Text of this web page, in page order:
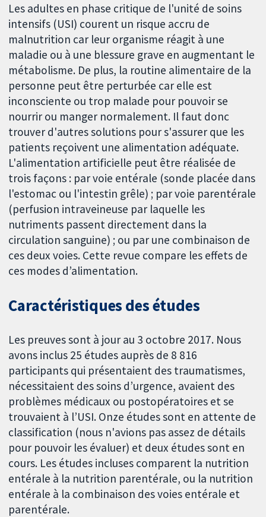
Les adultes en phase critique de l'unité de soins
intensifs (USI) courent un risque accru de
malnutrition car leur organisme réagit à une
maladie ou à une blessure grave en augmentant le
métabolisme. De plus, la routine alimentaire de la
personne peut être perturbée car elle est
inconsciente ou trop malade pour pouvoir se
nourrir ou manger normalement. Il faut donc
trouver d'autres solutions pour s'assurer que les
patients reçoivent une alimentation adéquate.
L'alimentation artificielle peut être réalisée de
trois façons : par voie entérale (sonde placée dans
l'estomac ou l'intestin grêle) ; par voie parentérale
(perfusion intraveineuse par laquelle les
nutriments passent directement dans la
circulation sanguine) ; ou par une combinaison de
ces deux voies. Cette revue compare les effets de
ces modes d’alimentation.
Caractéristiques des études
Les preuves sont à jour au 3 octobre 2017. Nous
avons inclus 25 études auprès de 8 816
participants qui présentaient des traumatismes,
nécessitaient des soins d’urgence, avaient des
problèmes médicaux ou postopératoires et se
trouvaient à l’USI. Onze études sont en attente de
classification (nous n'avions pas assez de détails
pour pouvoir les évaluer) et deux études sont en
cours. Les études incluses comparent la nutrition
entérale à la nutrition parentérale, ou la nutrition
entérale à la combinaison des voies entérale et
parentérale.